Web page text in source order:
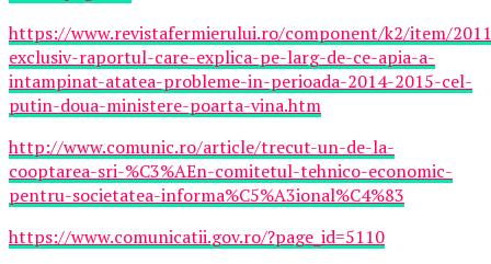
https://www.revistafermierului.ro/component/k2/item/
exclusiv-raportul-care-explica-pe-larg-de-ce-apia-a-
intampinat-atatea-probleme-in-perioada-2014-2015-cel-
putin-doua-ministere-poarta-vina.htm
http://www.comunic.ro/article/trecut-un-de-la-
cooptarea-sri-%C3%AEn-comitetul-tehnico-economic-
pentru-societatea-informa%C5%A3ional%C4%83
https://www.comunicatii.gov.ro/?page_id=5110